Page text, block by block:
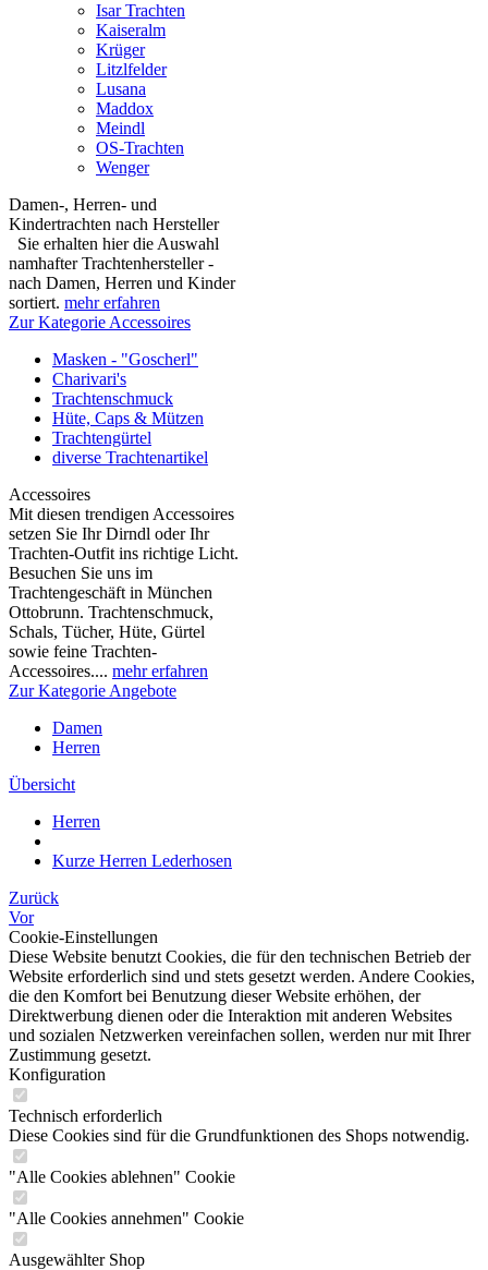
Isar Trachten
Kaiseralm
Krüger
Litzlfelder
Lusana
Maddox
Meindl
OS-Trachten
Wenger
Damen-, Herren- und
Kindertrachten nach Hersteller
Sie erhalten hier die Auswahl
namhafter Trachtenhersteller -
nach Damen, Herren und Kinder
sortiert. mehr erfahren
Zur Kategorie Accessoires
Masken - "Goscherl"
Charivari's
Trachtenschmuck
Hüte, Caps & Mützen
Trachtengürtel
diverse Trachtenartikel
Accessoires
Mit diesen trendigen Accessoires
setzen Sie Ihr Dirndl oder Ihr
Trachten-Outfit ins richtige Licht.
Besuchen Sie uns im
Trachtengeschäft in München
Ottobrunn. Trachtenschmuck,
Schals, Tücher, Hüte, Gürtel
sowie feine Trachten-
Accessoires.... mehr erfahren
Zur Kategorie Angebote
Damen
Herren
Übersicht
Herren
Kurze Herren Lederhosen
Zurück
Vor
Cookie-Einstellungen
Diese Website benutzt Cookies, die für den technischen Betrieb der
Website erforderlich sind und stets gesetzt werden. Andere Cookies,
die den Komfort bei Benutzung dieser Website erhöhen, der
Direktwerbung dienen oder die Interaktion mit anderen Websites
und sozialen Netzwerken vereinfachen sollen, werden nur mit Ihrer
Zustimmung gesetzt.
Konfiguration
Technisch erforderlich
Diese Cookies sind für die Grundfunktionen des Shops notwendig.
"Alle Cookies ablehnen" Cookie
"Alle Cookies annehmen" Cookie
Ausgewählter Shop